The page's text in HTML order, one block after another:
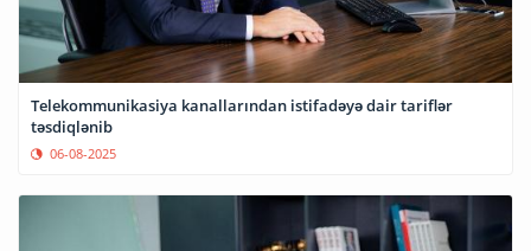
Telekommunikasiya kanallarından istifadəyə dair tariflər
təsdiqlənib
06-08-2025